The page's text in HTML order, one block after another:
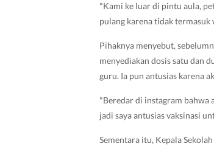
"Kami ke luar di pintu aula,
pulang karena tidak termasuk
Pihaknya menyebut,
menyediakan dosis satu dan
guru. Ia pun antusias karena
"Beredar di instagram bahwa
jadi saya antusias vaksinasi
Sementara itu, Kepala